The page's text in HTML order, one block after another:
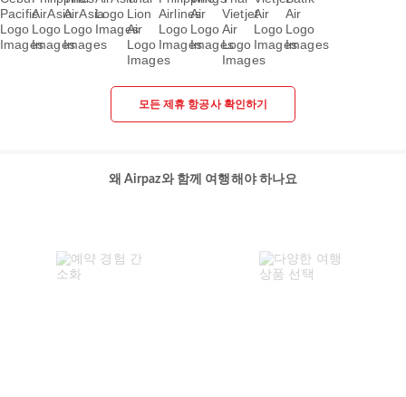
모든 제휴 항공사 확인하기
왜 Airpaz와 함께 여행해야 하나요